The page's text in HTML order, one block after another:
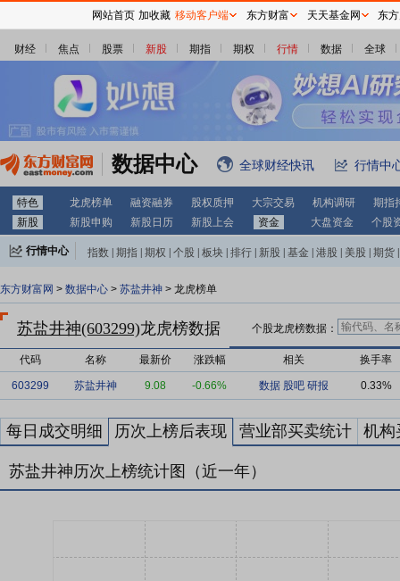
财经 焦点 股票 新股 期指 期权 行情 数据 全球
数据中心 全球财经快讯 行情中
特色 龙虎榜单 融资融券 股权质押 大宗交易 机构调研
期指
新股
新股申购 新股日历 新股上会 资金 大盘资金 个股
行情中心 指数 期指 期权 个股 板块 排行 新股 基金 港股 美股 期货
东方财富网 > 数据中心 > 苏盐井神 > 龙虎榜单
苏盐井神(603299)龙虎榜数据 个股龙虎榜数据：
代码 名称 最新价 涨跌幅 相关 换手率
603299 苏盐井神 9.08 -0.66% 数据 股吧 研报 0.33%
每日成交明细 历次上榜后表现 营业部买卖统计 机构
苏盐井神历次上榜统计图（近一年）
网站首页 加收藏 移动客户端 东方财富 天天基金网 东